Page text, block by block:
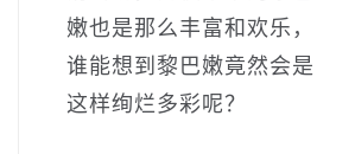
嫩也是那么丰富和欢乐，
谁能想到黎巴嫩竟然会是
这样绚烂多彩呢？